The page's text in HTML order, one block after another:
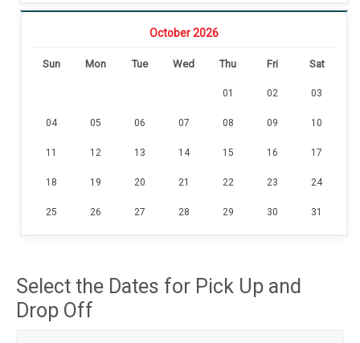
October 2026
Sun Mon Tue Wed Thu Fri Sat
01 02 03
04 05 06 07 08 09 10
11 12 13 14 15 16 17
18 19 20 21 22 23 24
25 26 27 28 29 30 31
Select the Dates for Pick Up and
Drop Off